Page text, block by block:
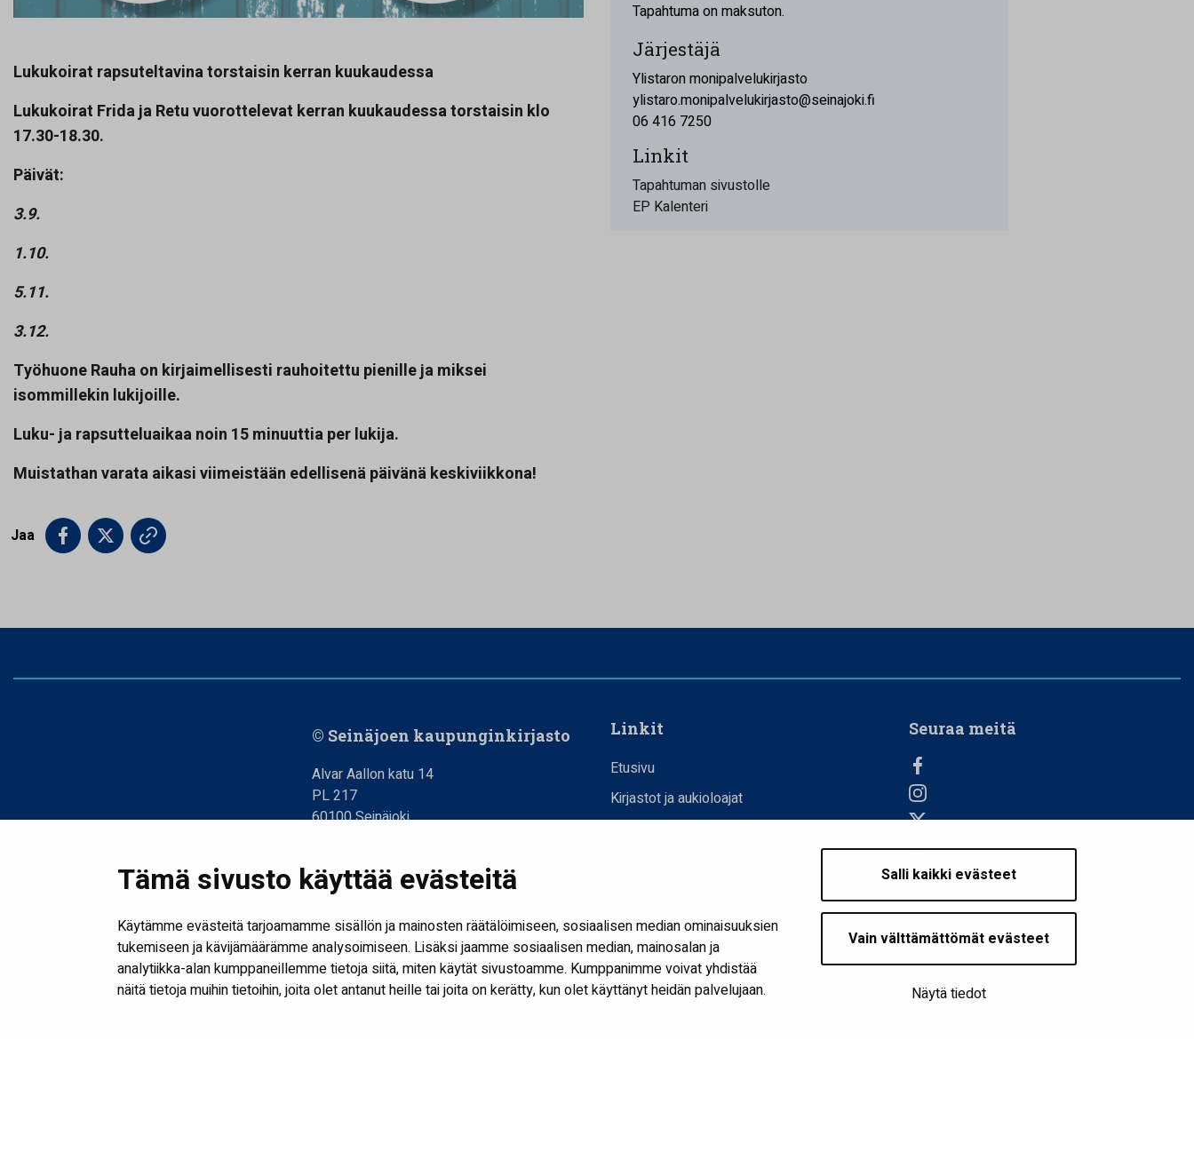
Tämä sivusto käyttää evästeitä
Käytämme evästeitä tarjoamamme sisällön ja mainosten räätälöimiseen, sosiaalisen median ominaisuuksien
tukemiseen ja kävijämäärämme analysoimiseen. Lisäksi jaamme sosiaalisen median, mainosalan ja
analytiikka-alan kumppaneillemme tietoja siitä, miten käytät sivustoamme. Kumppanimme voivat yhdistää
näitä tietoja muihin tietoihin, joita olet antanut heille tai joita on kerätty, kun olet käyttänyt heidän palvelujaan.
Salli kaikki evästeet
Vain välttämättömät evästeet
Näytä tiedot
Lukukoirat rapsuteltavina torstaisin kerran kuukaudessa
Lukukoirat Frida ja Retu vuorottelevat kerran kuukaudessa torstaisin klo
17.30-18.30.
Päivät:
3.9.
1.10.
5.11.
3.12.
Työhuone Rauha on kirjaimellisesti rauhoitettu pienille ja miksei
isommillekin lukijoille.
Luku- ja rapsutteluaikaa noin 15 minuuttia per lukija.
Muistathan varata aikasi viimeistään edellisenä päivänä keskiviikkona!
Tapahtuma on maksuton.
Järjestäjä
Ylistaron monipalvelukirjasto
ylistaro.monipalvelukirjasto@seinajoki.fi
06 416 7250
Linkit
Tapahtuman sivustolle
EP Kalenteri
Jaa
© Seinäjoen kaupunginkirjasto
Alvar Aallon katu 14
PL 217
60100 Seinäjoki
kirjasto@seinajoki.fi
Linkit
Etusivu
Kirjastot ja aukioloajat
Näytä evästeasetukseni
Seuraa meitä